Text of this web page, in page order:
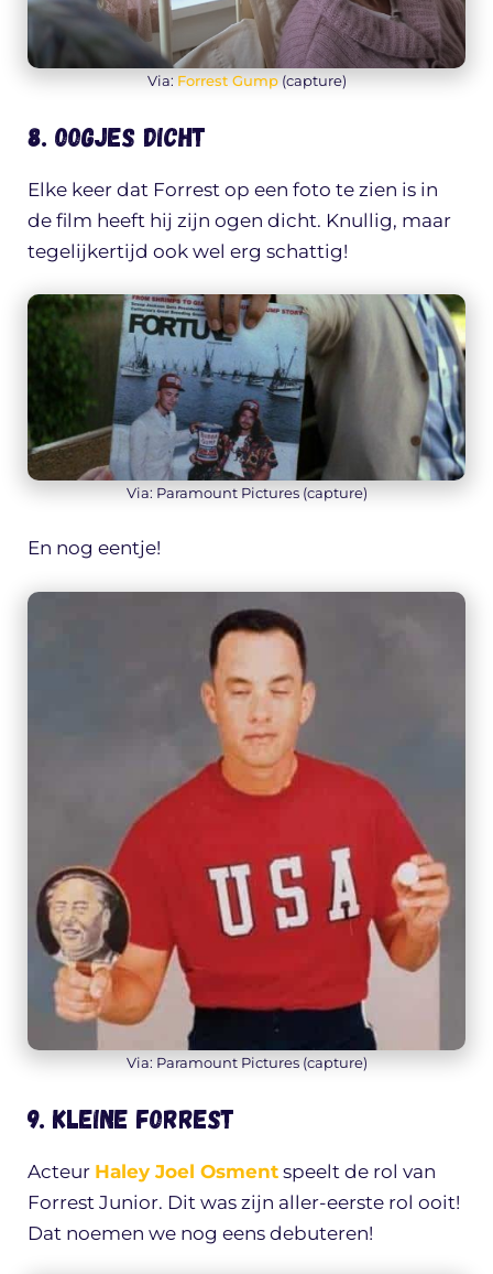
Via: Forrest Gump(capture)
8. Oogjes dicht
Elke keer dat Forrest op een foto te zien is in
de film heeft hij zijn ogen dicht. Knullig, maar
tegelijkertijd ook wel erg schattig!
Via: Paramount Pictures (capture)
En nog eentje!
Via: Paramount Pictures (capture)
9. Kleine Forrest
Acteur Haley Joel Osment speelt de rol van
Forrest Junior. Dit was zijn aller-eerste rol ooit!
Dat noemen we nog eens debuteren!